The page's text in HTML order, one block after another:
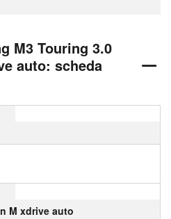
M3 Touring 3.0
auto: scheda
M xdrive auto